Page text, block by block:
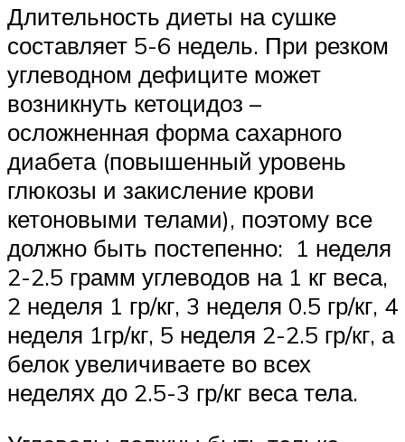
Длительность диеты на сушке
составляет 5-6 недель. При резком
углеводном дефиците может
возникнуть кетоцидоз –
осложненная форма сахарного
диабета (повышенный уровень
глюкозы и закисление крови
кетоновыми телами), поэтому все
должно быть постепенно: 1 неделя
2-2.5 грамм углеводов на 1 кг веса,
2 неделя 1 гр/кг, 3 неделя 0.5 гр/кг, 4
неделя 1гр/кг, 5 неделя 2-2.5 гр/кг, а
белок увеличиваете во всех
неделях до 2.5-3 гр/кг веса тела.